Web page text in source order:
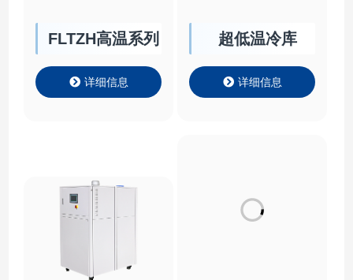
FLTZH高温系列
详细信息
超低温冷库
详细信息